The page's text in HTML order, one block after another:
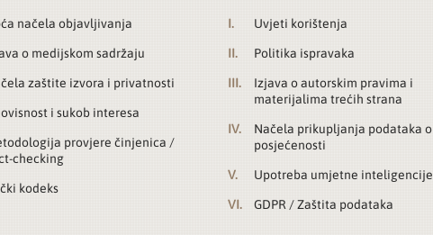
načela objavljivanja
o medijskom sadržaju
zaštite izvora i privatnosti
i sukob interesa
provjere činjenica /
checking
kodeks
Uvjeti korištenja
Politika ispravaka
Izjava o autorskim pravima i
materijalima trećih strana
Načela prikupljanja podataka o
posjećenosti
Upotreba umjetne inteligencije
GDPR / Zaštita podataka